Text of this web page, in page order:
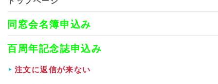
同窓会名簿申込み
百周年記念誌申込み
注文に返信が来ない